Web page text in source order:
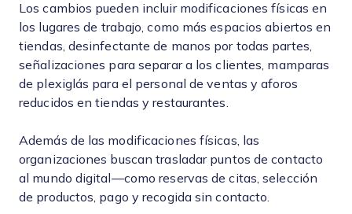
Los cambios pueden incluir modificaciones físicas en
los lugares de trabajo, como más espacios abiertos en
tiendas, desinfectante de manos por todas partes,
señalizaciones para separar a los clientes, mamparas
de plexiglás para el personal de ventas y aforos
reducidos en tiendas y restaurantes.
Además de las modificaciones físicas, las
organizaciones buscan trasladar puntos de contacto
al mundo digital—como reservas de citas, selección
de productos, pago y recogida sin contacto.